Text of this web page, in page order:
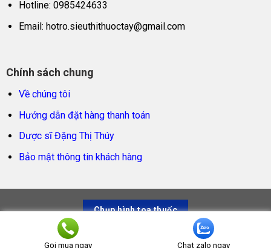
Hotline: 0985424633
Email: hotro.sieuthithuoctay@gmail.com
Chính sách chung
Về chúng tôi
Hướng dẫn đặt hàng thanh toán
Dược sĩ Đặng Thị Thúy
Bảo mật thông tin khách hàng
Chụp hình toa thuốc
Siêu thị thuốc tây – Trao sản phẩm thật, trọn niềm tin
Gọi mua ngay Chat zalo ngay